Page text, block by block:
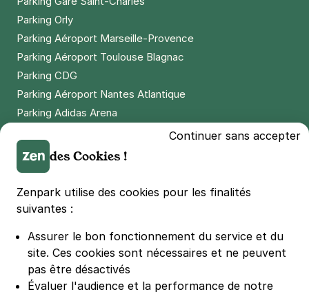
+ Abonnements disponibles
75013
2,50 €
/heure, 23 €/jour,65 €/semaine
Réserver
+ Abonnements disponibles
Paris - Quartier de la Gare -
Olympiades
74 rue du chateau des rentiers
75013Paris
Parking Orly
Parking Aéroport Marseille-Provence
Parking Aéroport Toulouse Blagnac
Parking CDG
Parking Aéroport Nantes Atlantique
Parking Adidas Arena
Parking LDLC Arena
Parking Stade Pierre Mauroy
Parking Groupama Stadium
Parking Vélodrome
Parking Bercy
Parking La Défense Arena
Parking Les 4 temps
Continuer sans accepter
des Cookies !
Zenpark utilise des cookies pour les finalités
suivantes :
Assurer le bon fonctionnement du service et du
site. Ces cookies sont nécessaires et ne peuvent
pas être désactivés
Évaluer l'audience et la performance de notre